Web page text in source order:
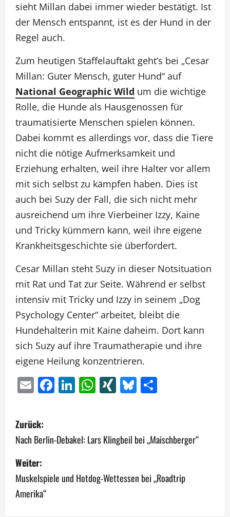
sieht Millan dabei immer wieder bestätigt. Ist
der Mensch entspannt, ist es der Hund in der
Regel auch.
Zum heutigen Staffelauftakt geht’s bei „Cesar
Millan: Guter Mensch, guter Hund“ auf
National Geographic Wild um die wichtige
Rolle, die Hunde als Hausgenossen für
traumatisierte Menschen spielen können.
Dabei kommt es allerdings vor, dass die Tiere
nicht die nötige Aufmerksamkeit und
Erziehung erhalten, weil ihre Halter vor allem
mit sich selbst zu kämpfen haben. Dies ist
auch bei Suzy der Fall, die sich nicht mehr
ausreichend um ihre Vierbeiner Izzy, Kaine
und Tricky kümmern kann, weil ihre eigene
Krankheitsgeschichte sie überfordert.
Cesar Millan steht Suzy in dieser Notsituation
mit Rat und Tat zur Seite. Während er selbst
intensiv mit Tricky und Izzy in seinem „Dog
Psychology Center“ arbeitet, bleibt die
Hundehalterin mit Kaine daheim. Dort kann
sich Suzy auf ihre Traumatherapie und ihre
eigene Heilung konzentrieren.
EmailFacebook
LinkedIn
WhatsApp
XINGBluesky
B
e
i
t
r
Zurück:
Nach Berlin-Debakel: Lars Klingbeil bei „Maischberger“
Weiter:
Muskelspiele und Hotdog-Wettessen bei „Roadtrip
Amerika“